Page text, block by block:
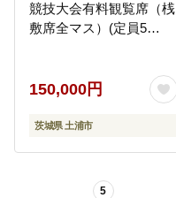
競技大会有料観覧席（桟
敷席全マス）(定員5
150,000円
茨城県 土浦市
5